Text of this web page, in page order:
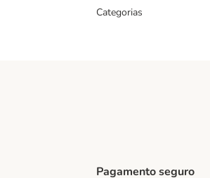
Categorias
Pagamento seguro